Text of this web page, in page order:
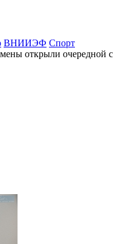
ВНИИЭФ Спорт
открыли